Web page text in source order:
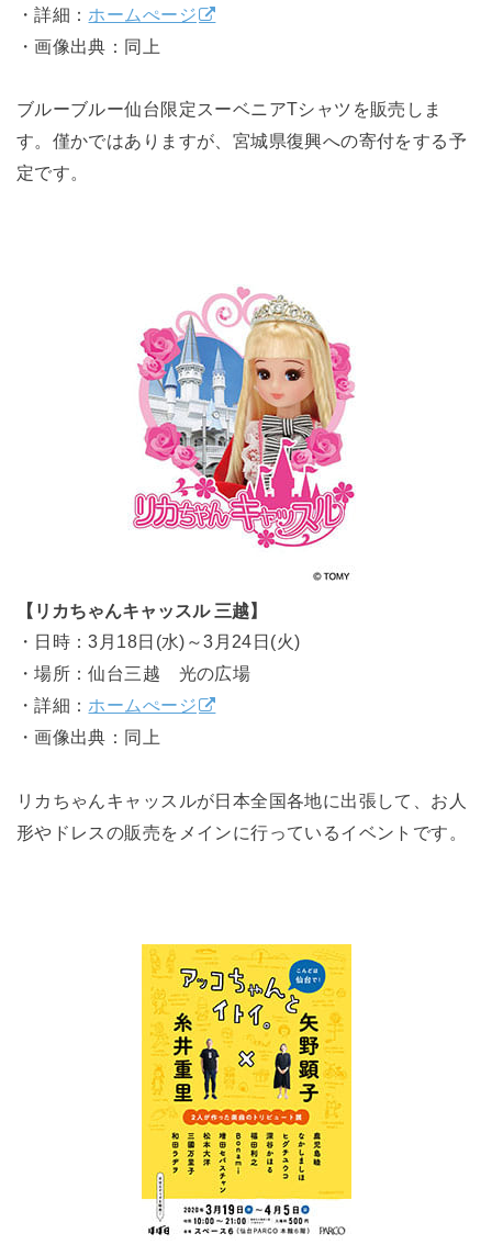
・詳細： ホームぺージ
・画像出典：同上
ブルーブルー仙台限定スーベニアTシャツを販売しま
す。僅かではありますが、宮城県復興への寄付をする予
定です。
【リカちゃんキャッスル 三越】
・日時：3月18日(水)～3月24日(火)
・場所：仙台三越 光の広場
・詳細： ホームぺージ
・画像出典：同上
リカちゃんキャッスルが日本全国各地に出張して、お人
形やドレスの販売をメインに行っているイベントです。